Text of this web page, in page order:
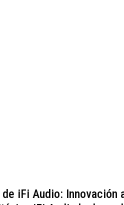
iFi Audio: Innovación